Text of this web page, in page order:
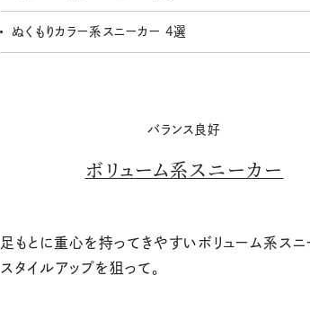
ぬくもりカラー系スニーカー 4選
バランス良好
ボリューム系スニーカー
足もとに重心を持ってきやすいボリューム系スニ
スタイルアップを狙って。